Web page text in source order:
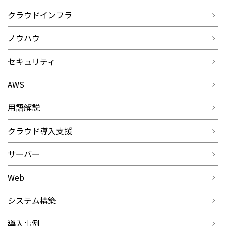
クラウドインフラ
ノウハウ
セキュリティ
AWS
用語解説
クラウド導入支援
サーバー
Web
システム構築